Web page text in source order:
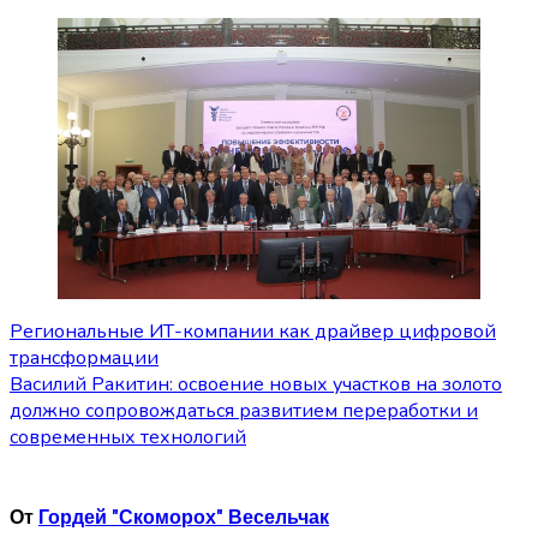
Навигация
по
записям
Региональные ИТ-компании как драйвер цифровой
трансформации
Василий Ракитин: освоение новых участков на золото
должно сопровождаться развитием переработки и
современных технологий
От Гордей "Скоморох" Весельчак